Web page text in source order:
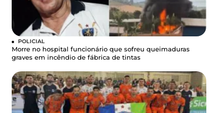
POLICIAL
Morre no hospital funcionário que sofreu queimaduras
graves em incêndio de fábrica de tintas